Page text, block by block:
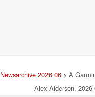
Newsarchive 2026 06 > A
Alex Alderson,